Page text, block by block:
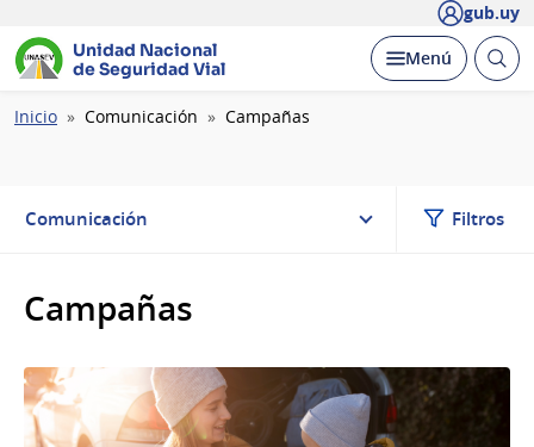
gub.uy
Unidad Nacional
de Seguridad Vial
Desplegar
Menú Abrir
Ruta
Inicio Comunicación Campañas
Comunicación Filtros
Campañas